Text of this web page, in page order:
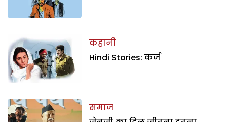
कहानी
Hindi Stories: कर्ज
समाज